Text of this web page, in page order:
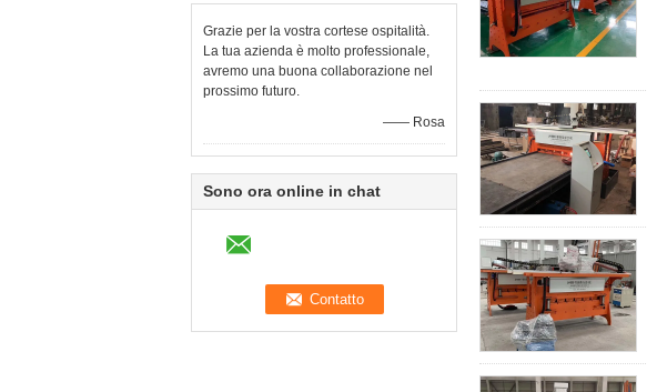
Grazie per la vostra cortese ospitalità.
La tua azienda è molto professionale,
avremo una buona collaborazione nel
prossimo futuro.
—— Rosa
Sono ora online in chat